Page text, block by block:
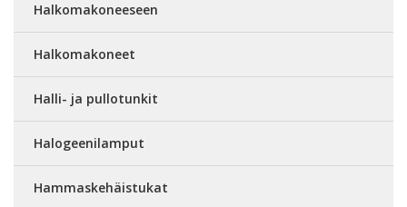
Halkomakoneeseen
Halkomakoneet
Halli- ja pullotunkit
Halogeenilamput
Hammaskehäistukat